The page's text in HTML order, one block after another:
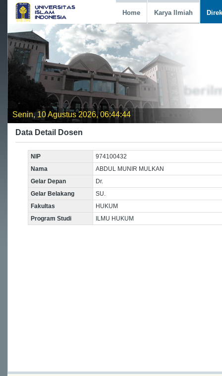
Home Karya Ilmiah
Senin, 10 Agustus 2026, 06:44:45
Data Detail Dosen
NIP
974100432
Nama
ABDUL MUNIR MULKAN
Gelar Depan
Dr.
Gelar Belakang
SU.
Fakultas
HUKUM
Program Studi
ILMU HUKUM